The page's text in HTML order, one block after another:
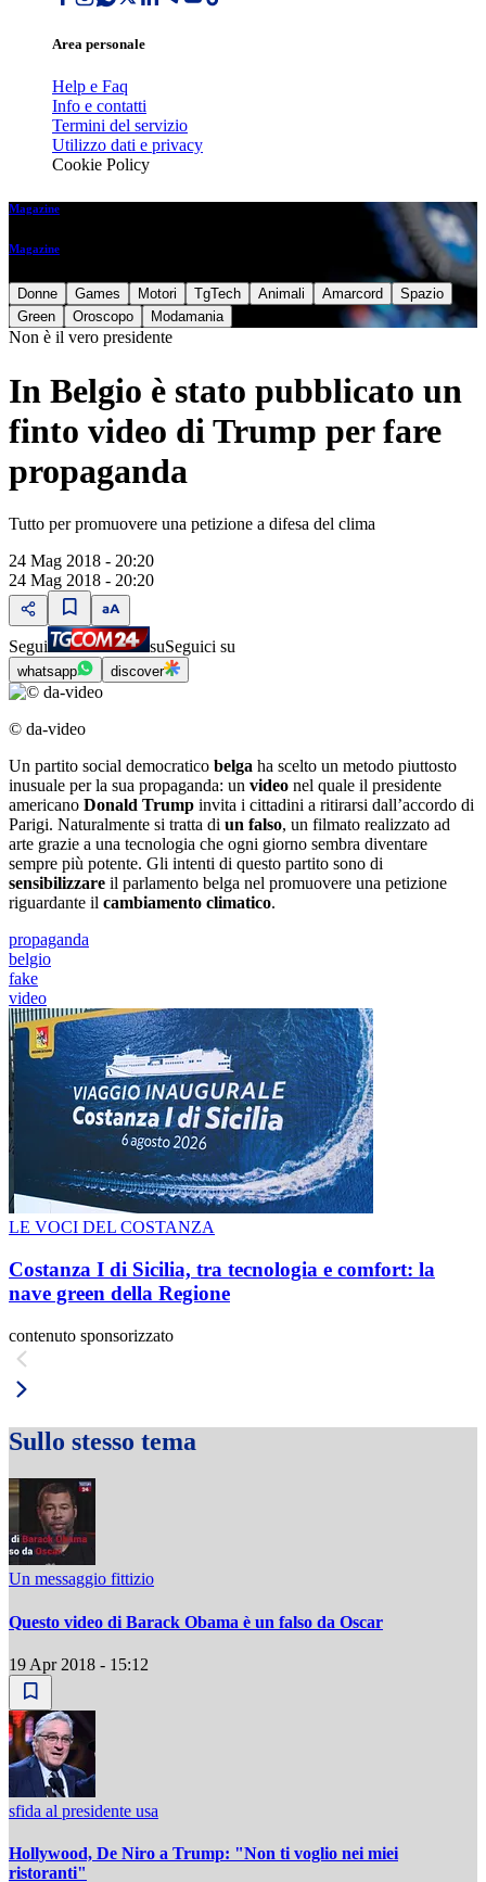
Area personale
Help e Faq
Info e contatti
Termini del servizio
Utilizzo dati e privacy
Cookie Policy
Magazine
Magazine
Donne Games Motori TgTech Animali Amarcord
Spazio
Green
Oroscopo Modamania
Non è il vero presidente
In Belgio è stato pubblicato un
finto video di Trump per fare
propaganda
Tutto per promuovere una petizione a difesa del clima
24 Mag 2018 - 20:20
24 Mag 2018 - 20:20
Segui suSeguici su
whatsapp discover
© da-video
Un partito social democratico belga ha scelto un metodo piuttosto
inusuale per la sua propaganda: un video nel quale il presidente
americano Donald Trump invita i cittadini a ritirarsi dall’accordo di
Parigi. Naturalmente si tratta di un falso, un filmato realizzato ad
arte grazie a una tecnologia che ogni giorno sembra diventare
sempre più potente. Gli intenti di questo partito sono di
sensibilizzare il parlamento belga nel promuovere una petizione
riguardante il cambiamento climatico.
propaganda
belgio
fake
video
LE VOCI DEL COSTANZA
Costanza I di Sicilia, tra tecnologia e comfort: la
nave green della Regione
contenuto sponsorizzato
Sullo stesso tema
Un messaggio fittizio
Questo video di Barack Obama è un falso da Oscar
19 Apr 2018 - 15:12
sfida al presidente usa
Hollywood, De Niro a Trump: "Non ti voglio nei miei
ristoranti"